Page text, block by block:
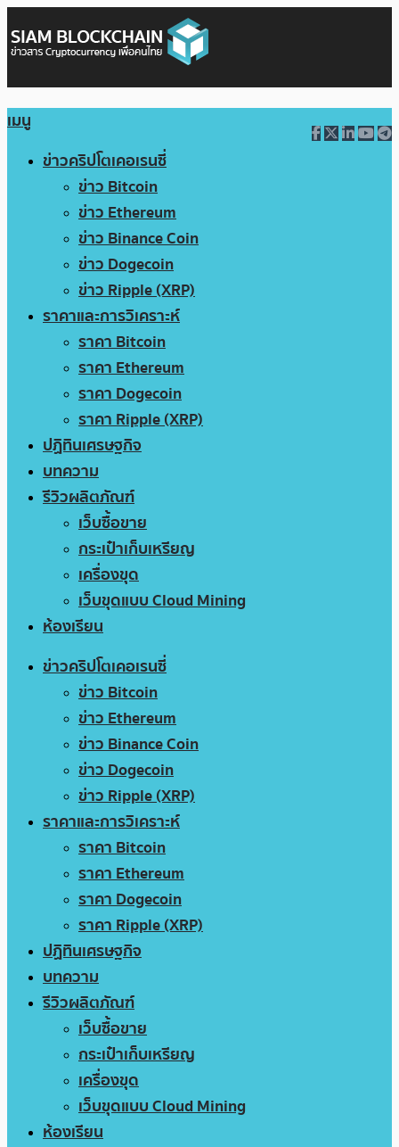
เมนู
ข่าวคริปโตเคอเรนซี่
ข่าว Bitcoin
ข่าว Ethereum
ข่าว Binance Coin
ข่าว Dogecoin
ข่าว Ripple (XRP)
ราคาและการวิเคราะห์
ราคา Bitcoin
ราคา Ethereum
ราคา Dogecoin
ราคา Ripple (XRP)
ปฏิทินเศรษฐกิจ
บทความ
รีวิวผลิตภัณฑ์
เว็บซื้อขาย
กระเป๋าเก็บเหรียญ
เครื่องขุด
เว็บขุดแบบ Cloud Mining
ห้องเรียน
ข่าวคริปโตเคอเรนซี่
ข่าว Bitcoin
ข่าว Ethereum
ข่าว Binance Coin
ข่าว Dogecoin
ข่าว Ripple (XRP)
ราคาและการวิเคราะห์
ราคา Bitcoin
ราคา Ethereum
ราคา Dogecoin
ราคา Ripple (XRP)
ปฏิทินเศรษฐกิจ
บทความ
รีวิวผลิตภัณฑ์
เว็บซื้อขาย
กระเป๋าเก็บเหรียญ
เครื่องขุด
เว็บขุดแบบ Cloud Mining
ห้องเรียน